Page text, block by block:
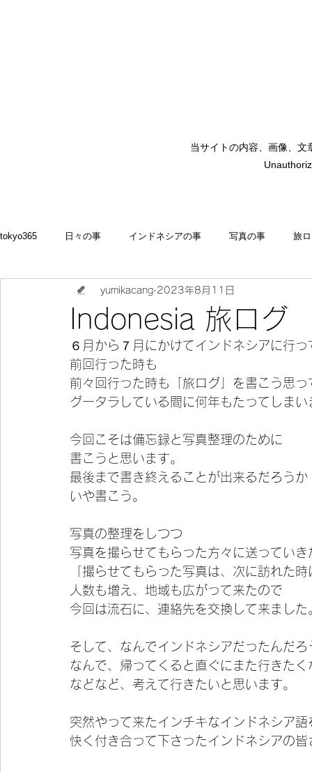
当サイトの内容、画像、
tokyo365 日々の事 インドネシアの事 写真の事 旅
食いしん坊 blog お料理・memasak
今宵の一冊
Indonesia 旅ログ
yumikacang 2023年8月11日
６月から７月にかけてインドネシアに行
前回行った時も
前々回行った時も「旅ログ」を書こう思
グータラしている間に何年もたってしまい
今回こそは備忘録と写真整理のために
書こうと思います。
最後まで書き終えることが出来るだろうか
いや書こう。
写真の整理をしつつ
写真を撮らせてもらった方々に送ってい
「撮らせてもらった写真は、次に訪れた
人数も増え、地域も広がって来たので
今回は流石に、連絡先を交換して来ました
そして、なんでインドネシアだったんだろ
なんで、帰ってくると直ぐにまた行きた
などなど、考えて行きたいと思います。
突然やって来たインチキなインドネシア
快く付き合って下さったインドネシアの